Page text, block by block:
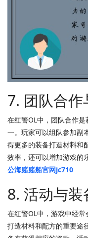
7. 团队合
在红警OL中，团队合作
一。玩家可以组队参加副
得更多的装备打造材料和
效率，还可以增加游戏的
公海赌赌船官网jc710
8. 活动与装
在红警OL中，游戏中经
打造材料和配方的重要途